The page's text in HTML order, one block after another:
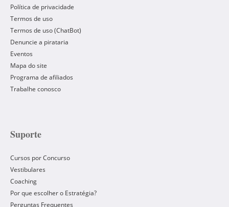
Política de privacidade
Termos de uso
Termos de uso (ChatBot)
Denuncie a pirataria
Eventos
Mapa do site
Programa de afiliados
Trabalhe conosco
Suporte
Cursos por Concurso
Vestibulares
Coaching
Por que escolher o Estratégia?
Perguntas Frequentes